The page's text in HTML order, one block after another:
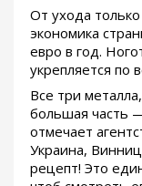
От ухода
экономика
евро в год.
укрепляется по
Все три
большая часть
отмечает
Украина,
рецепт! Это